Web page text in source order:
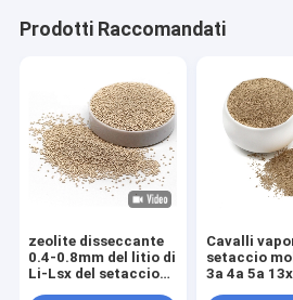
Prodotti Raccomandati
zeolite disseccante
0.4-0.8mm del litio di
Li-Lsx del setaccio
Cavalli
setaccio
3a 4a 5a